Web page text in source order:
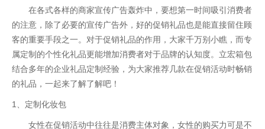
在各式各样的商家宣传广告轰炸中，要想第一时间吸引消费者
的注意，除了必要的宣传广告外，好的促销礼品也是能直接留住顾
客的重要手段之一。对于促销礼品的作用，大家千万别小瞧，而专
属定制的个性化礼品更能增加消费者对于品牌的认知度。立宏箱包
结合多年的企业礼品定制经验，为大家推荐几款在促销活动时畅销
的礼品，一起来了解了解吧！
1、定制化妆包
女性在促销活动中往往是消费主体对象，女性的购买力可是不